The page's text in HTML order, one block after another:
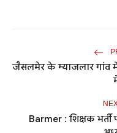
जैसलमेर के म्याजलार गांव में
Barmer : शिक्षक भर्ती